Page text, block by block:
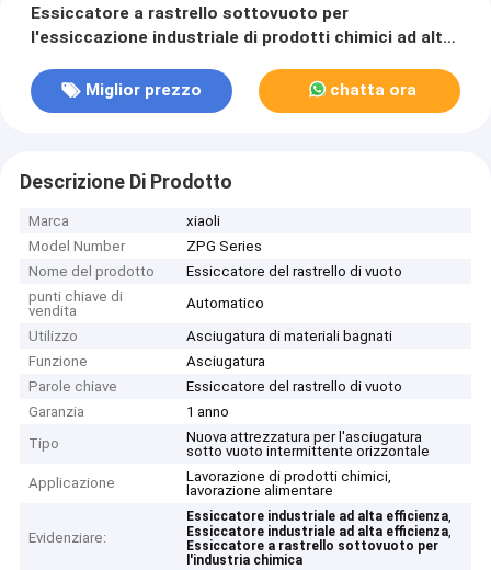
Essiccatore a rastrello sottovuoto per
l'essiccazione industriale di prodotti chimici ad alta
Miglior prezzo
chatta ora
Descrizione Di Prodotto
Marca
xiaoli
Model Number
ZPG Series
Nome del prodotto
Essiccatore del rastrello di vuoto
punti chiave di
vendita
Automatico
Utilizzo
Asciugatura di materiali bagnati
Funzione
Asciugatura
Parole chiave
Essiccatore del rastrello di vuoto
Garanzia
1 anno
Tipo
Nuova attrezzatura per l'asciugatura
sotto vuoto intermittente orizzontale
Applicazione
Lavorazione di prodotti chimici,
lavorazione alimentare
Evidenziare:
Essiccatore industriale ad alta efficienza,
Essiccatore industriale ad alta efficienza,
Essiccatore a rastrello sottovuoto per
l'industria chimica